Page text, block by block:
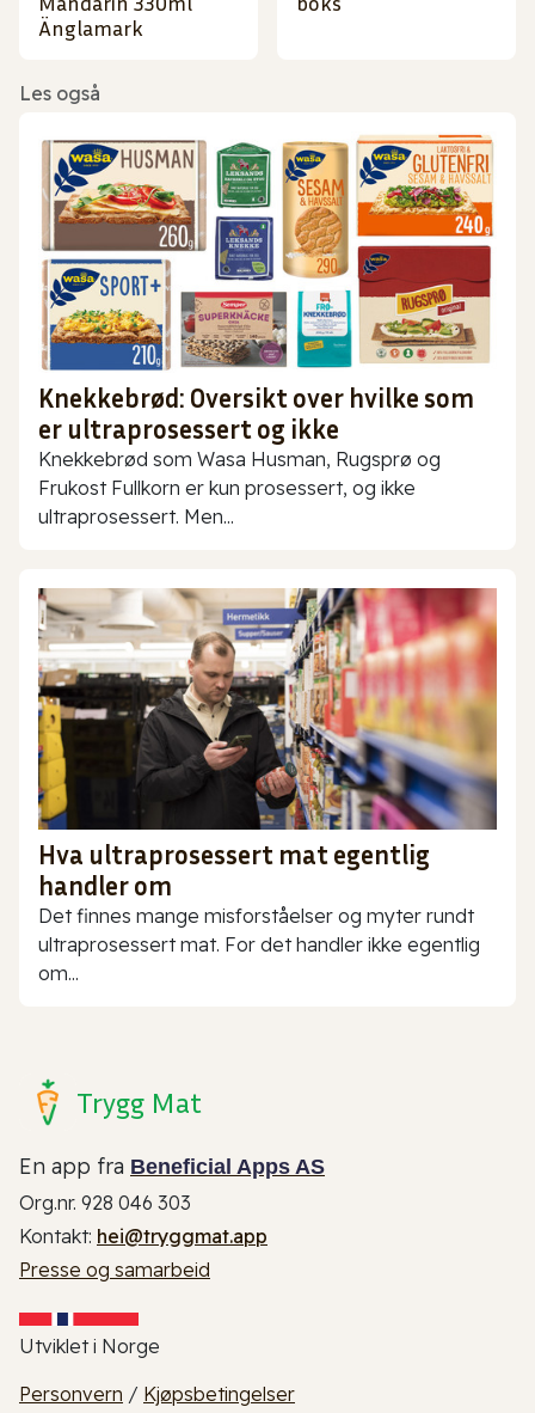
Änglamark
Les også
Knekkebrød: Oversikt over hvilke som
er ultraprosessert og ikke
Knekkebrød som Wasa Husman, Rugsprø og
Frukost Fullkorn er kun prosessert, og ikke
ultraprosessert. Men...
Hva ultraprosessert mat egentlig
handler om
Det finnes mange misforståelser og myter rundt
ultraprosessert mat. For det handler ikke egentlig
om...
Trygg Mat
En app fra Beneficial Apps AS
Org.nr. 928 046 303
Kontakt: hei@tryggmat.app
Presse og samarbeid
Utviklet i Norge
Personvern / Kjøpsbetingelser